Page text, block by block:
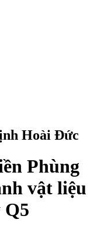
Hoài Đức
Phùng
vật liệu
Q5